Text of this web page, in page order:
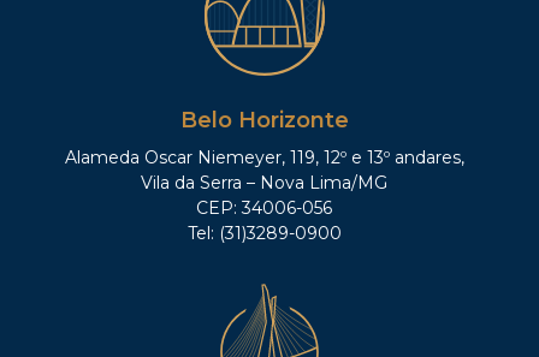
Belo Horizonte
Alameda Oscar Niemeyer, 119, 12º e 13º andares,
Vila da Serra – Nova Lima/MG
CEP: 34006-056
Tel: (31)3289-0900